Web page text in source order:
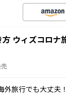
ウィズコロナ
外旅行でも大丈夫